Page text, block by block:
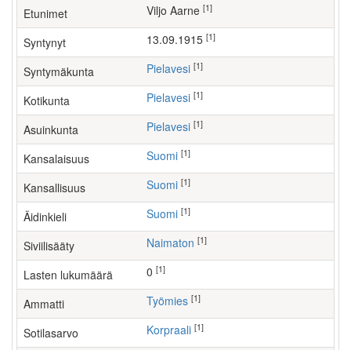
Etunimet Viljo Aarne [1]
Syntynyt 13.09.1915 [1]
Syntymäkunta Pielavesi [1]
Kotikunta Pielavesi [1]
Asuinkunta Pielavesi [1]
Kansalaisuus Suomi [1]
Kansallisuus Suomi [1]
Äidinkieli Suomi [1]
Siviilisääty Naimaton [1]
Lasten lukumäärä [1]
Ammatti työmies [1]
Sotilasarvo Korpraali [1]